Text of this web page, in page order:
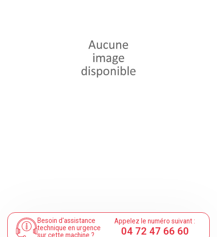
Besoin d'assistance
technique en urgence
sur cette machine ?
Appelez le numéro suivant :
04 72 47 66 60